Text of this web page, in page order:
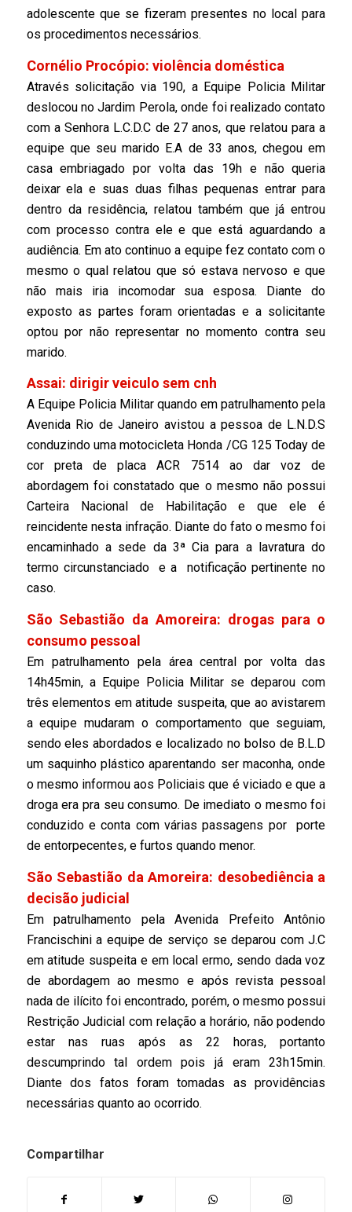
adolescente que se fizeram presentes no local para
os procedimentos necessários.
Cornélio Procópio: violência doméstica
Através solicitação via 190, a Equipe Policia Militar
deslocou no Jardim Perola, onde foi realizado contato
com a Senhora L.C.D.C de 27 anos, que relatou para a
equipe que seu marido E.A de 33 anos, chegou em
casa embriagado por volta das 19h e não queria
deixar ela e suas duas filhas pequenas entrar para
dentro da residência, relatou também que já entrou
com processo contra ele e que está aguardando a
audiência. Em ato continuo a equipe fez contato com o
mesmo o qual relatou que só estava nervoso e que
não mais iria incomodar sua esposa. Diante do
exposto as partes foram orientadas e a solicitante
optou por não representar no momento contra seu
marido.
Assai: dirigir veiculo sem cnh
A Equipe Policia Militar quando em patrulhamento pela
Avenida Rio de Janeiro avistou a pessoa de L.N.D.S
conduzindo uma motocicleta Honda /CG 125 Today de
cor preta de placa ACR 7514 ao dar voz de
abordagem foi constatado que o mesmo não possui
Carteira Nacional de Habilitação e que ele é
reincidente nesta infração. Diante do fato o mesmo foi
encaminhado a sede da 3ª Cia para a lavratura do
termo circunstanciado e a notificação pertinente no
caso.
São Sebastião da Amoreira: drogas para o
consumo pessoal
Em patrulhamento pela área central por volta das
14h45min, a Equipe Policia Militar se deparou com
três elementos em atitude suspeita, que ao avistarem
a equipe mudaram o comportamento que seguiam,
sendo eles abordados e localizado no bolso de B.L.D
um saquinho plástico aparentando ser maconha, onde
o mesmo informou aos Policiais que é viciado e que a
droga era pra seu consumo. De imediato o mesmo foi
conduzido e conta com várias passagens por porte
de entorpecentes, e furtos quando menor.
São Sebastião da Amoreira: desobediência a
decisão judicial
Em patrulhamento pela Avenida Prefeito Antônio
Francischini a equipe de serviço se deparou com J.C
em atitude suspeita e em local ermo, sendo dada voz
de abordagem ao mesmo e após revista pessoal
nada de ilícito foi encontrado, porém, o mesmo possui
Restrição Judicial com relação a horário, não podendo
estar nas ruas após as 22 horas, portanto
descumprindo tal ordem pois já eram 23h15min.
Diante dos fatos foram tomadas as providências
necessárias quanto ao ocorrido.
Compartilhar